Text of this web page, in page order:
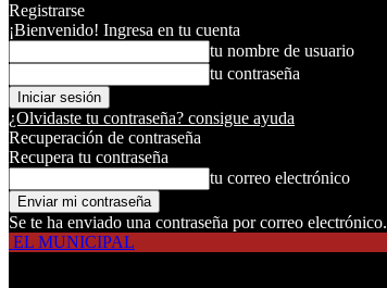
Registrarse
¡Bienvenido! Ingresa en tu cuenta
tu nombre de usuario
tu contraseña
¿Olvidaste tu contraseña? consigue ayuda
Recuperación de contraseña
Recupera tu contraseña
tu correo electrónico
Se te ha enviado una contraseña por correo electrónico.
EL MUNICIPAL